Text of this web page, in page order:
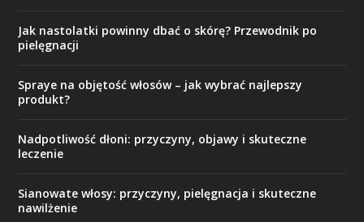
Jak nastolatki powinny dbać o skórę? Przewodnik po
pielęgnacji
Spraye na objętość włosów – jak wybrać najlepszy
produkt?
Nadpotliwość dłoni: przyczyny, objawy i skuteczne
leczenie
Sianowate włosy: przyczyny, pielęgnacja i skuteczne
nawilżenie